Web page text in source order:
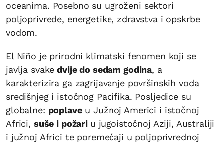
oceanima. Posebno su ugroženi sektori
poljoprivrede, energetike, zdravstva i opskrbe
vodom.
El Niño je prirodni klimatski fenomen koji se
javlja svake dvije do sedam godina, a
karakterizira ga zagrijavanje površinskih voda
središnjeg i istočnog Pacifika. Posljedice su
globalne: poplaveu Južnoj Americi i istočnoj
Africi, suše i požari u jugoistočnoj Aziji, Australiji
i južnoj Africi te poremećaji u poljoprivrednoj